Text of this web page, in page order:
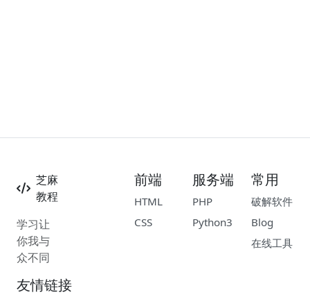
芝麻
教程
学习让
你我与
众不同
前端
HTML
CSS
服务端
PHP
Python3
常用
破解软件
Blog
在线工具
友情链接